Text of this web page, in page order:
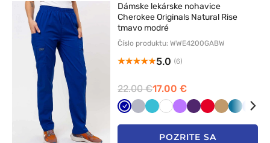
Dámske lekárske nohavice
Cherokee Originals Natural Rise
tmavo modré
Číslo produktu: WWE4200GABW
5.0 (6)
22.00 €17.00 €
Granatowy
Popielaty
MorskiBiałyFioletowy
Bakłażanowy
Czerwony
BeżowyKaraibski
POZRITE SA